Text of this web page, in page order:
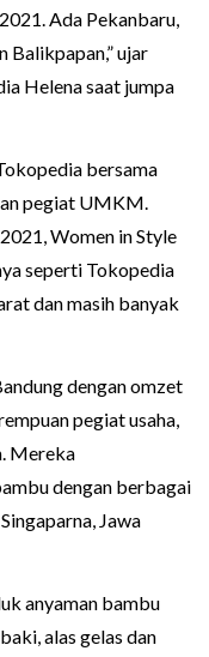
Ada Pekanbaru,
Balikpapan,” ujar
Helena saat jumpa
bersama
pegiat UMKM.
Women in Style
seperti Tokopedia
dan masih banyak
dengan omzet
pegiat usaha,
Mereka
dengan berbagai
Jawa
anyaman bambu
alas gelas dan